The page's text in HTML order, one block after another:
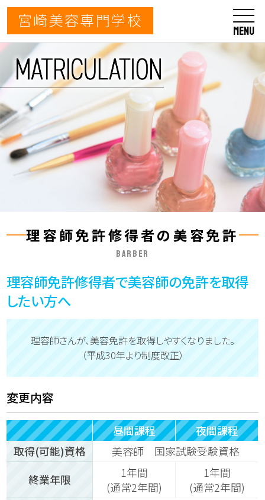
宮崎美容専門学校
MENU
TOP PAGE/ トップページ
ABOUT SCHOOL/ 学校について
CURRICULUM/ カリキュラム
SCHOOL LIFE/ スクールライフ
MATRICULATION / 入学について
/ オープンキャンパス
APPLICATION/ オープンキャンパス申し込み・資料請求
CONTACT/ 資料請求・お問い合わせ
理容師免許修得者の美容免許
BARBER
理容師免許修得者で美容師の免許を取得
したい方へ
理容師さんが、美容免許を取得しやすくなりました。
（平成30年より制度改正）
変更内容
昼間課程
夜間課程
取得(可能)資格
美容師 国家試験受験資格
終業年限
1年間
(通常2年間)
1年間
(通常2年間)